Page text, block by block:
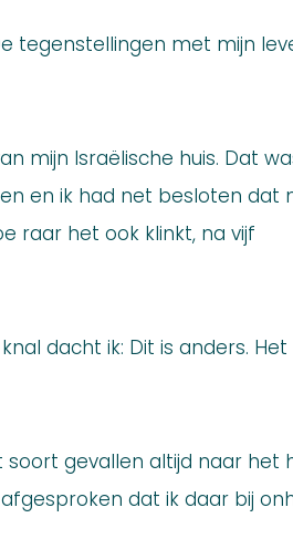
tegenstellingen met mijn
mijn Israëlische huis. Dat
en ik had net besloten dat
raar het ook klinkt, na vijf
dacht ik: Dit is anders. Het
gevallen altijd naar het
dat ik daar bij